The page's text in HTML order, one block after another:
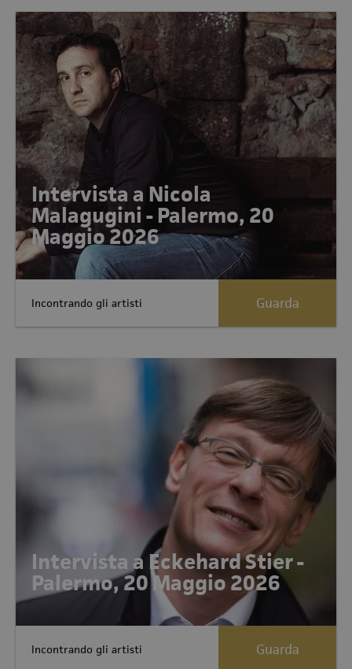
Intervista a Nicola
Malagugini - Palermo, 20
Maggio 2026
Incontrando gli artisti Guarda
Intervista a Eckehard Stier -
Palermo, 20 Maggio 2026
Incontrando gli artisti Guarda